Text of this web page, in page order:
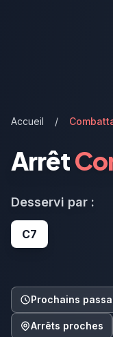
Accueil /
Arrêt
Desservi par :
C7
Prochains
Arrêts proches